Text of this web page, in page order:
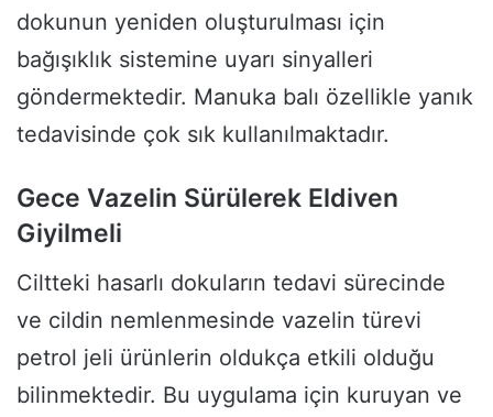
dokunun yeniden oluşturulması için
bağışıklık sistemine uyarı sinyalleri
göndermektedir. Manuka balı özellikle yanık
tedavisinde çok sık kullanılmaktadır.
Gece Vazelin Sürülerek Eldiven
Giyilmeli
Ciltteki hasarlı dokuların tedavi sürecinde
ve cildin nemlenmesinde vazelin türevi
petrol jeli ürünlerin oldukça etkili olduğu
bilinmektedir. Bu uygulama için kuruyan ve